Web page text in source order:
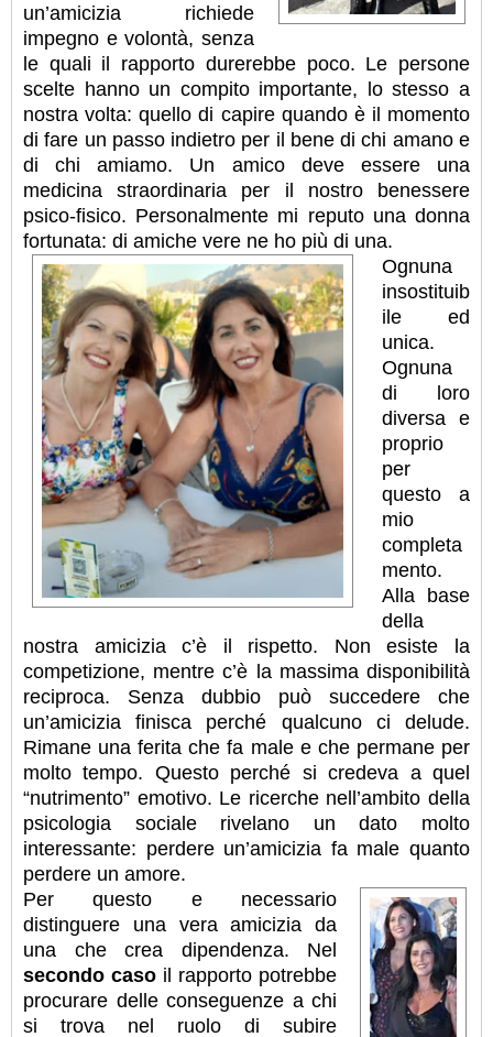
un’amicizia richiede
impegno e volontà, senza
le quali il rapporto durerebbe poco. Le persone
scelte hanno un compito importante, lo stesso a
nostra volta: quello di capire quando è il momento
di fare un passo indietro per il bene di chi amano e
di chi amiamo. Un amico deve essere una
medicina straordinaria per il nostro benessere
psico-fisico. Personalmente mi reputo una donna
fortunata: di amiche vere ne ho più di una.
Ognuna
insostituib
ile ed
unica.
Ognuna
di loro
diversa e
proprio
per
questo a
mio
completa
mento.
Alla base
della
nostra amicizia c’è il rispetto. Non esiste la
competizione, mentre c’è la massima disponibilità
reciproca. Senza dubbio può succedere che
un’amicizia finisca perché qualcuno ci delude.
Rimane una ferita che fa male e che permane per
molto tempo. Questo perché si credeva a quel
“nutrimento” emotivo. Le ricerche nell’ambito della
psicologia sociale rivelano un dato molto
interessante: perdere un’amicizia fa male quanto
perdere un amore.
Per questo e necessario
distinguere una vera amicizia da
una che crea dipendenza. Nel
secondo caso il rapporto potrebbe
procurare delle conseguenze a chi
si trova nel ruolo di subire